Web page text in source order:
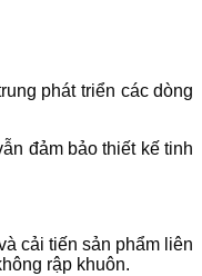
phát triển các dòng
đảm bảo thiết kế tinh
cải tiến sản phẩm liên
rập khuôn.